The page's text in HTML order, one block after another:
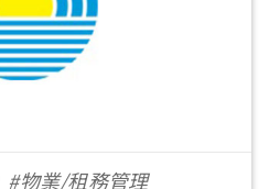
#物業/租務管理